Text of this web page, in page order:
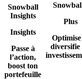
Snowball
Insights
Insights
Passe à
l’action,
boost ton
portefeuille
Plus
diversifie